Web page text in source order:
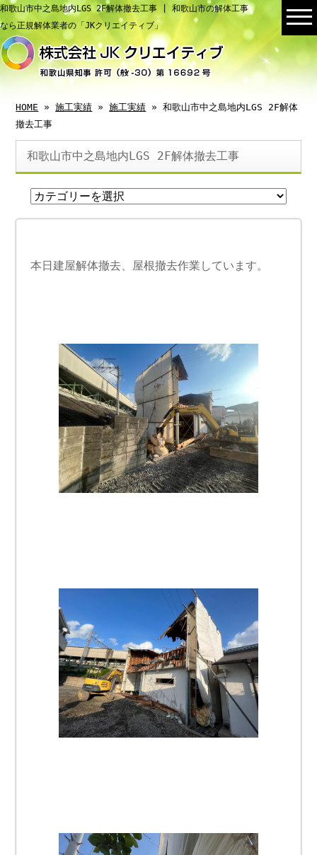
和歌山市中之島地内LGS 2F解体撤去工事 | 和歌山市の解体工事
なら正規解体業者の「JKクリエイティブ」
HOME »施工実績 »施工実績 » 和歌山市中之島地内LGS 2F解体
撤去工事
和歌山市中之島地内LGS 2F解体撤去工事
本日建屋解体撤去、屋根撤去作業しています。